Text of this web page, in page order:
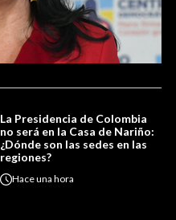
La Presidencia de Colombia
no será en la Casa de Nariño:
¿Dónde son las sedes en las
regiones?
Haceuna hora